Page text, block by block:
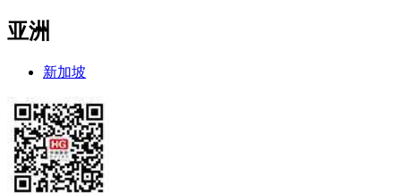
亚洲
新加坡